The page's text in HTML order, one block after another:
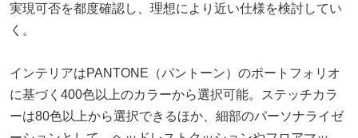
実現可否を都度確認し、理想により近い仕様を検討してい
く。
インテリアはPANTONE（パントーン）のポートフォリオ
に基づく400色以上のカラーから選択可能。ステッチカラ
ーは80色以上から選択できるほか、細部のパーソナライゼ